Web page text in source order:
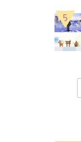
5